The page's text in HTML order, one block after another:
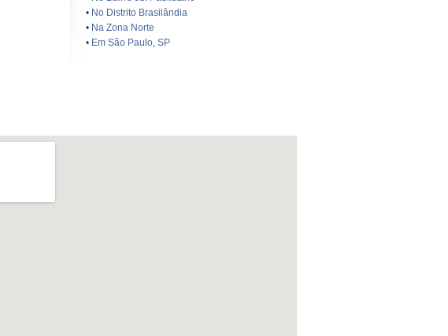
• No Distrito Brasilândia
• Na Zona Norte
• Em São Paulo, SP